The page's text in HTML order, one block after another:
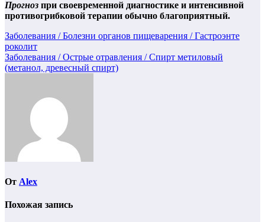
Прогноз при своевременной диагностике и интенсивной
противогрибковой терапии обычно благоприятный.
Навигация
по
записям
Заболевания / Болезни органов пищеварения / Гастроэнте
роколит
Заболевания / Острые отравления / Спирт метиловый
(метанол, древесный спирт)
От Alex
Похожая запись